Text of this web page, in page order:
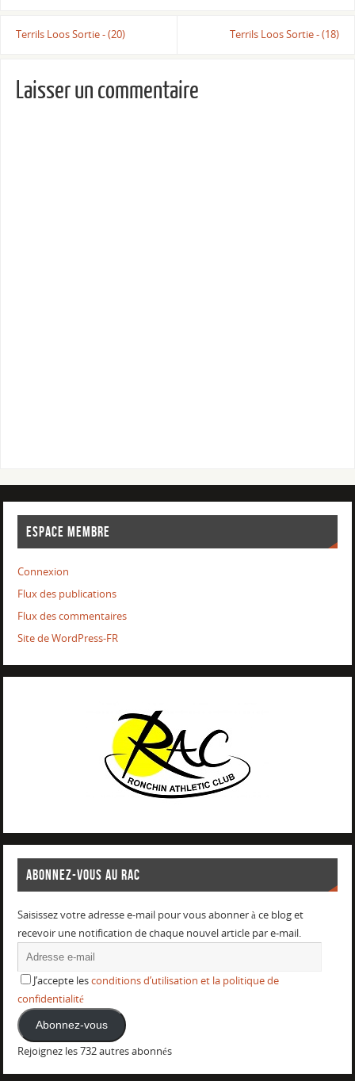
Terrils Loos Sortie - (20) Terrils Loos Sortie - (18)
Laisser un commentaire
ESPACE MEMBRE
Connexion
Flux des publications
Flux des commentaires
Site de WordPress-FR
ABONNEZ-VOUS AU RAC
Saisissez votre adresse e-mail pour vous abonner à ce blog et
recevoir une notification de chaque nouvel article par e-mail.
J’accepte lesconditions d’utilisation et la politique de
confidentialité
Abonnez-vous
Rejoignez les 732 autres abonnés